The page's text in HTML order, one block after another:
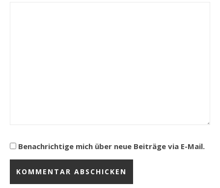
Benachrichtige mich über neue Beiträge via E-Mail.